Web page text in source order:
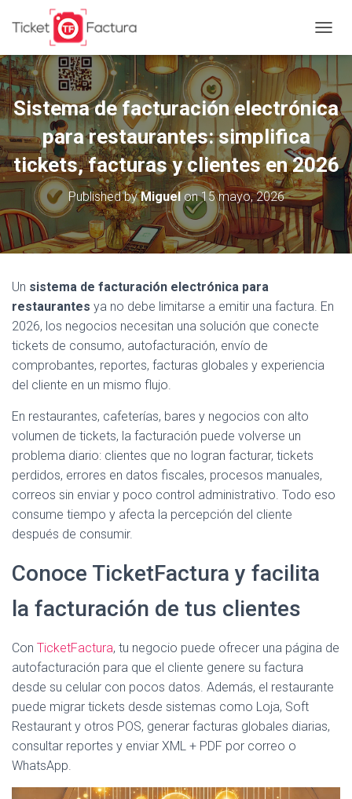
O
G
L
E
N
A
V
I
I
O
Sistema de facturación electrónica
para restaurantes: simplifica
tickets, facturas y clientes en 2026
Published byMiguelon15 mayo, 2026
Un sistema de facturación electrónica para
restaurantes ya no debe limitarse a emitir una factura. En
2026, los negocios necesitan una solución que conecte
tickets de consumo, autofacturación, envío de
comprobantes, reportes, facturas globales y experiencia
del cliente en un mismo flujo.
En restaurantes, cafeterías, bares y negocios con alto
volumen de tickets, la facturación puede volverse un
problema diario: clientes que no logran facturar, tickets
perdidos, errores en datos fiscales, procesos manuales,
correos sin enviar y poco control administrativo. Todo eso
consume tiempo y afecta la percepción del cliente
después de consumir.
Conoce TicketFactura y facilita
la facturación de tus clientes
Con TicketFactura, tu negocio puede ofrecer una página de
autofacturación para que el cliente genere su factura
desde su celular con pocos datos. Además, el restaurante
puede migrar tickets desde sistemas como Loja, Soft
Restaurant y otros POS, generar facturas globales diarias,
consultar reportes y enviar XML + PDF por correo o
WhatsApp.